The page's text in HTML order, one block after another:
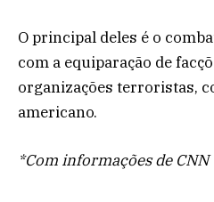
O principal deles é o
com a equiparação de
organizações terroristas,
americano.
*Com informações de CNN